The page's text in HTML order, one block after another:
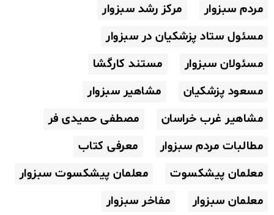
مردم سبزوار
مرکز رشد سبزوار
مسئول ستاد پزشکیان در سبزوار
مسئولان سبزوار
مستند کارگشا
مسعود پزشکیان
مشاهیر سبزوار
مشاهیر غرب خراسان
مصطفی حمیدی فر
مطالبات مردم سبزوار
معرفی کتاب
معلمان پیشکسوت
معلمان پیشکسوت سبزوار
معلمان سبزوار
مفاخر سبزوار